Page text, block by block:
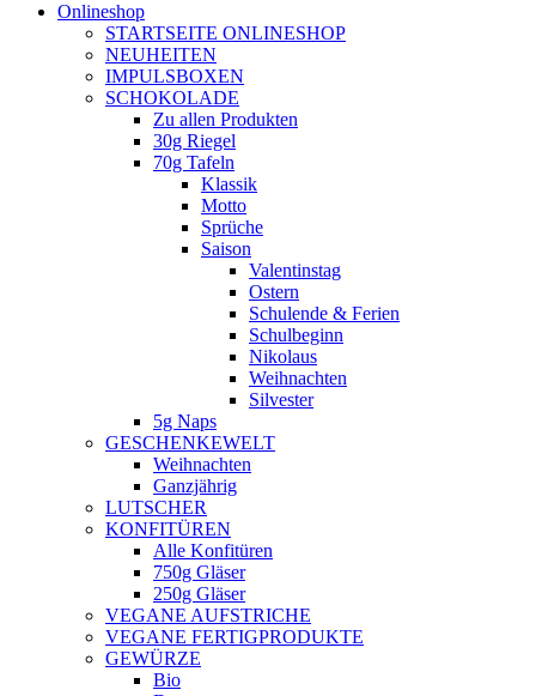
opensOnlineshop
STARTSEITE ONLINESHOP
NEUHEITEN
IMPULSBOXEN
SCHOKOLADE
Zu allen Produkten
30g Riegel
70g Tafeln
Klassik
Motto
Sprüche
Saison
Valentinstag
Ostern
Schulende & Ferien
Schulbeginn
Nikolaus
Weihnachten
Silvester
5g Naps
GESCHENKEWELT
Weihnachten
Ganzjährig
LUTSCHER
KONFITÜREN
Alle Konfitüren
750g Gläser
250g Gläser
VEGANE AUFSTRICHE
VEGANE FERTIGPRODUKTE
GEWÜRZE
Bio